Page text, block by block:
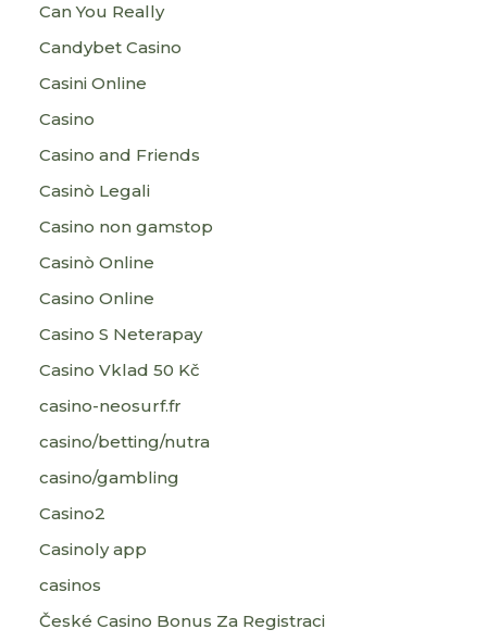
Can You Really
Candybet Casino
Casini Online
Casino
Casino and Friends
Casinò Legali
Casino non gamstop
Casinò Online
Casino Online
Casino S Neterapay
Casino Vklad 50 Kč
casino-neosurf.fr
casino/betting/nutra
casino/gambling
Casino2
Casinoly app
casinos
České Casino Bonus Za Registraci